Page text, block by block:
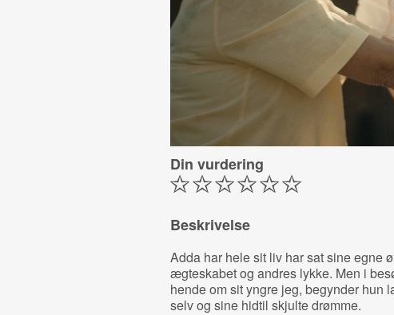
Din vurdering
Beskrivelse
Adda har hele sit liv har sat sine egne
ægteskabet og andres lykke. Men i
hende om sit yngre jeg, begynder hun
selv og sine hidtil skjulte drømme.